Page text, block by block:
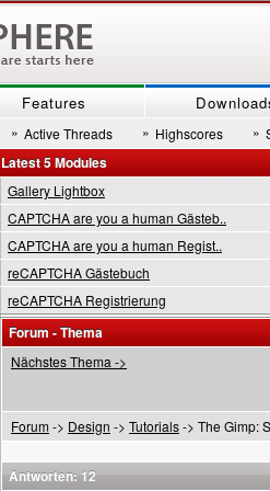
Features
» Active Threads » Highscores »
Latest 5 Modules
Gallery Lightbox
CAPTCHA are you a human Gästeb..
CAPTCHA are you a human Regist..
reCAPTCHA Gästebuch
reCAPTCHA Registrierung
Forum - Thema
Nächstes Thema ->
Forum-> Design -> Tutorials-> The Gimp:
Antworten: 12